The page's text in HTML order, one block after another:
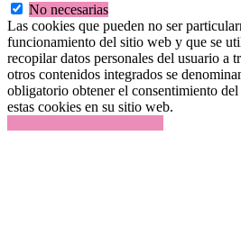
No necesarias
Las cookies que pueden no ser
funcionamiento del sitio web y que se
recopilar datos personales del usuario a
otros contenidos integrados se
obligatorio obtener el consentimiento del
estas cookies en su sitio web.